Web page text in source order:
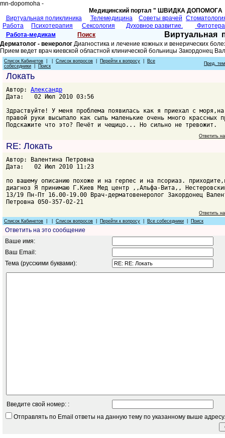
mn-dopomoha -
Медицинский портал " ШВИДКА
Виртуальная поликлиника
Телемедицина Советы врачей
Работа
Психотерапия Сексология Духовное развитие.
Работа-медикам
Поиск Виртуальная
Дерматолог - венеролог Диагностика и лечение кожных и венерических
Прием ведет врач киевской областной клинической больницы Закордонец
Список Кабинетов Список вопросов Перейти к вопросу
Все
собеседники
Поиск Пред.
Локать
Автор: Александр
Дата: 02 Июл 2010 03:56
Здраствуйте! У меня проблема появилась как я приехал с
правой руки высыпало как сыпь маленькие очень много крассных
Подскажите что это? Печёт и чещицо... Но сильно не тревожит.
Ответить
RE: Локать
Автор: Валентина Петровна
Дата: 02 Июл 2010 11:23
по вашему описанию похоже и на герпес и на псориаз.
диагноз Я принимаю Г.Киев Мед центр ,,Альфа-Вита,,
13/19 Пн-Пт 16.00-19.00 Врач-дерматовенеролог Закордонец
Петровна 050-357-02-21
Ответить
Список Кабинетов
Список вопросов Перейти к вопросу Все собеседники Поиск
Ответить на это сообщение
Ваше имя:
Ваш Email:
Тема (русскими буквами):
Введите свой номер: :
Отправлять по Email ответы на данную тему по указанному выше адресу.